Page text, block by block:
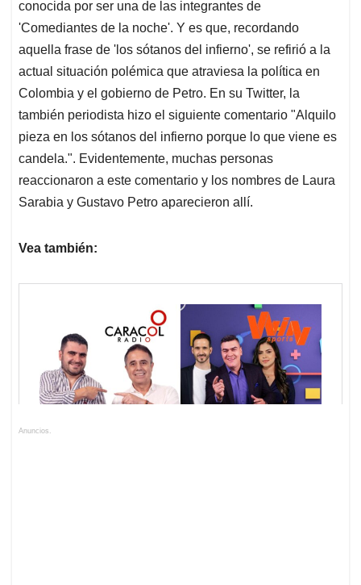
conocida por ser una de las integrantes de
'Comediantes de la noche'. Y es que, recordando
aquella frase de 'los sótanos del infierno', se refirió a la
actual situación polémica que atraviesa la política en
Colombia y el gobierno de Petro. En su Twitter, la
también periodista hizo el siguiente comentario "Alquilo
pieza en los sótanos del infierno porque lo que viene es
candela.". Evidentemente, muchas personas
reaccionaron a este comentario y los nombres de Laura
Sarabia y Gustavo Petro aparecieron allí.
Vea también:
Anuncios.